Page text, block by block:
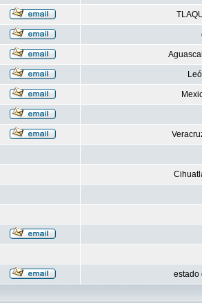
estado